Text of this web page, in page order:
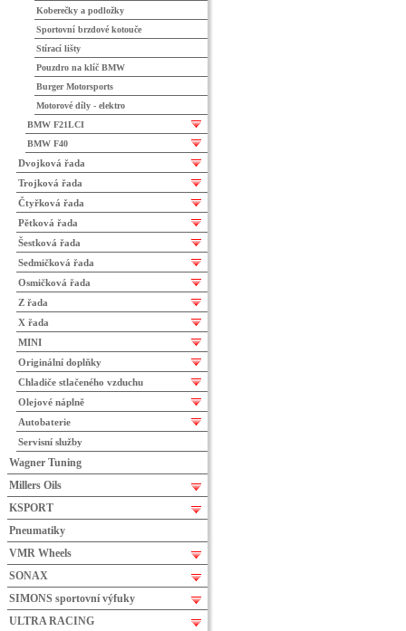
Koberečky a podložky
Sportovní brzdové kotouče
Stírací lišty
Pouzdro na klíč BMW
Burger Motorsports
Motorové díly - elektro
BMW F21LCI
BMW F40
Dvojková řada
Trojková řada
Čtyřková řada
Pětková řada
Šestková řada
Sedmičková řada
Osmičková řada
Z řada
X řada
MINI
Originální doplňky
Chladiče stlačeného vzduchu
Olejové náplně
Autobaterie
Servisní služby
Wagner Tuning
Millers Oils
KSPORT
Pneumatiky
VMR Wheels
SONAX
SIMONS sportovní výfuky
ULTRA RACING